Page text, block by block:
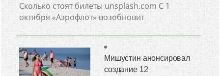
Сколько стоят билеты unsplash.com С 1
октября «Аэрофлот» возобновит
Мишустин анонсировал
создание 12